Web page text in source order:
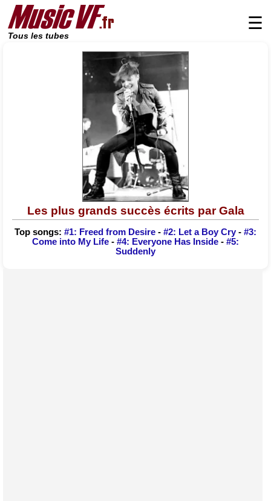
Tous les tubes
☰
Les plus grands succès écrits par Gala
Top songs: #1: Freed from Desire - #2: Let a Boy Cry - #3:
Come into My Life - #4: Everyone Has Inside - #5:
Suddenly